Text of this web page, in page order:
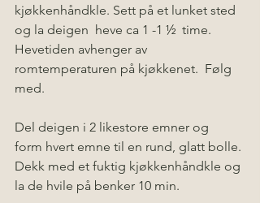
kjøkkenhåndkle. Sett på et lunket sted
og la deigen  heve ca 1 -1 ½  time.
Hevetiden avhenger av
romtemperaturen på kjøkkenet.  Følg
med.
Del deigen i 2 likestore emner og
form hvert emne til en rund, glatt bolle.
Dekk med et fuktig kjøkkenhåndkle og
la de hvile på benker 10 min.